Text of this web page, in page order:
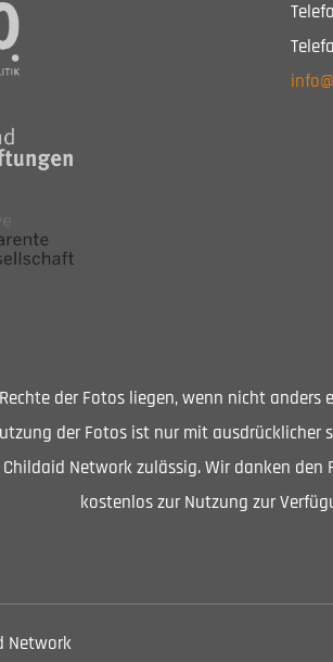
der Fotos liegen, wenn nicht
der Fotos ist nur mit ausdrücklicher
Childaid Network zulässig. Wir danken den
kostenlos zur Nutzung zur
Network